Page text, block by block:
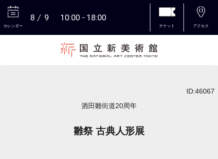
カレンダー
8 9 10:00 18:00
チケット アクセス
ID:46067
酒田雛街道20周年
雛祭 古典人形展